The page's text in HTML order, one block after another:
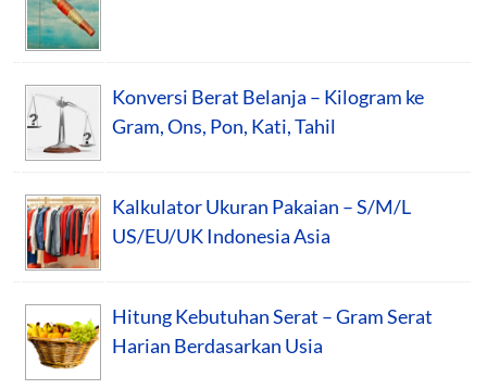
Konversi Berat Belanja – Kilogram ke
Gram, Ons, Pon, Kati, Tahil
Kalkulator Ukuran Pakaian – S/M/L
US/EU/UK Indonesia Asia
Hitung Kebutuhan Serat – Gram Serat
Harian Berdasarkan Usia